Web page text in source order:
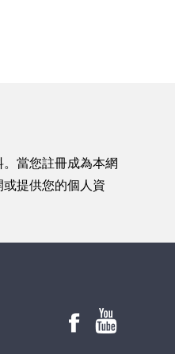
當您註冊成為本網
提供您的個人資